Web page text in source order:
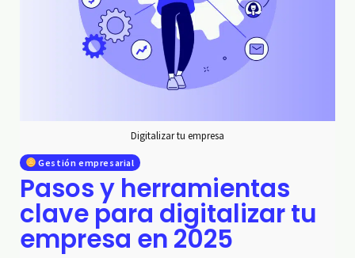
Digitalizar tu empresa
Gestión empresarial
Pasos y herramientas
clave para digitalizar tu
empresa en 2025